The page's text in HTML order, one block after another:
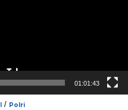
01:01:43
/ Polri